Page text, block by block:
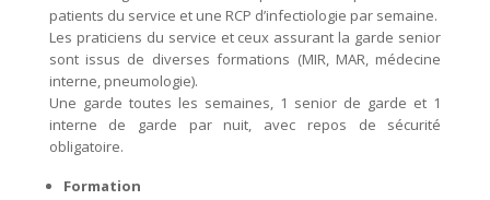
patients du service et une RCP d’infectiologie par semaine.
Les praticiens du service et ceux assurant la garde senior
sont issus de diverses formations (MIR, MAR, médecine
interne, pneumologie).
Une garde toutes les semaines, 1 senior de garde et 1
interne de garde par nuit, avec repos de sécurité
obligatoire.
Formation